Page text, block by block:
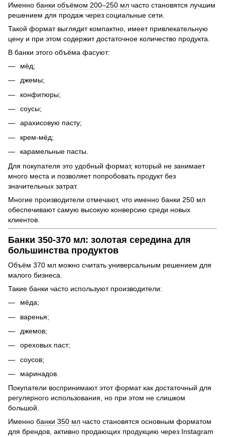
Именно банки объёмом 200–250 мл часто становятся лучшим
решением для продаж через социальные сети.
Такой формат выглядит компактно, имеет привлекательную
цену и при этом содержит достаточное количество продукта.
В банки этого объёма фасуют:
мёд;
джемы;
конфитюры;
соусы;
арахисовую пасту;
крем-мёд;
карамельные пасты.
Для покупателя это удобный формат, который не занимает
много места и позволяет попробовать продукт без
значительных затрат.
Многие производители отмечают, что именно банки 250 мл
обеспечивают самую высокую конверсию среди новых
клиентов.
Банки 350-370 мл: золотая середина для
большинства продуктов
Объём 370 мл можно считать универсальным решением для
малого бизнеса.
Такие банки часто используют производители:
мёда;
варенья;
джемов;
ореховых паст;
соусов;
маринадов.
Покупатели воспринимают этот формат как достаточный для
регулярного использования, но при этом не слишком
большой.
Именно банки 350 мл часто становятся основным форматом
для брендов, активно продающих продукцию через Instagram